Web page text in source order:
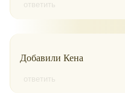
ответить
Добавили Кена
ответить